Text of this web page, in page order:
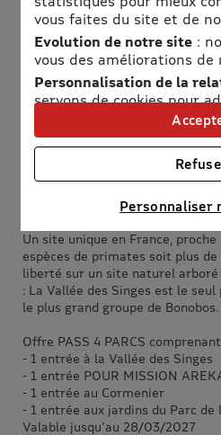
Adresse
La Vallée des Singes
Le Gureau,
86700 Romagne
Horaires
Accès
Voir le plan d'accès
Un site unique en France,
espèces de primates soit plus
liberté sur un site naturel arboré
: La Vallée des Singes est le
le plus grand groupe de Bonobos.
Offre PASS 4 PARCS
- 1 entrée à la Vallée des Singes
- 1 entrée POUR MISSION
- 1 entrée au Cormenier
- 1 entrée aux jardins du Parc de
Valable jusqu'au 28/03/2027
vous faites du site et de
Evolution de notre site:
vous des améliorations de
Personnalisation de la
servons de cookies pour
et personnaliser nos offres
Univers publicitaire: nous
partenaires des cookies
publicités personnalisées
Connaître notre politique
Personnaliser